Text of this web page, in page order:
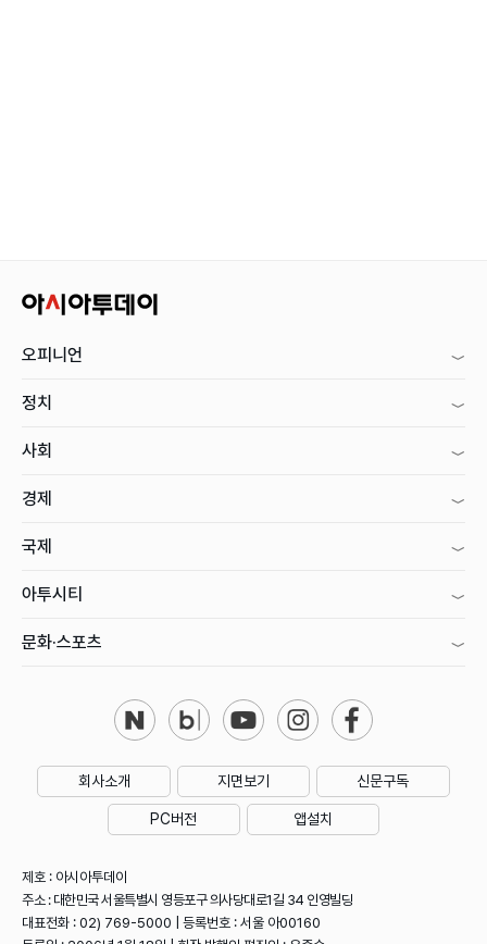
오피니언
정치
사회
경제
국제
아투시티
문화·스포츠
회사소개 지면보기 신문구독
PC버전 앱설치
제호 : 아시아투데이
주소 : 대한민국 서울특별시 영등포구 의사당대로1길 34 인영빌딩
대표전화 : 02) 769-5000 | 등록번호 : 서울 아00160